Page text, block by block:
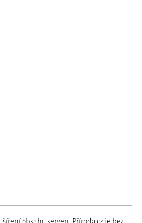
obsahu serveru Příroda.cz je bez